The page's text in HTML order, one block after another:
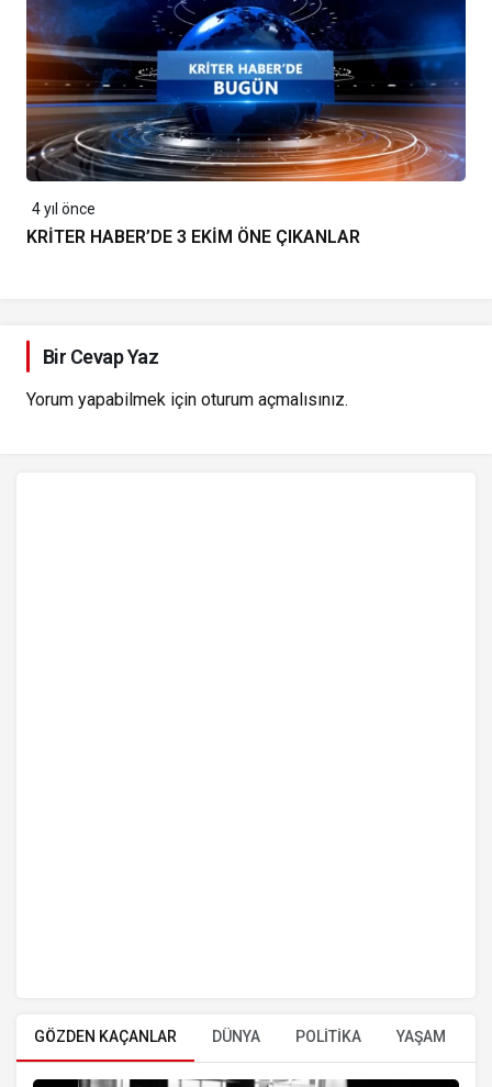
4 yıl önce
KRİTER HABER’DE 3 EKİM ÖNE ÇIKANLAR
Bir Cevap Yaz
Yorum yapabilmek için oturum açmalısınız.
GÖZDEN KAÇANLAR DÜNYA POLİTİKA YAŞAM